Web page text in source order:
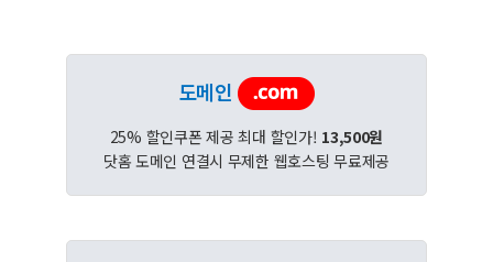
도메인
25% 할인쿠폰 제공 최대 할인가! 13,500원
닷홈 도메인 연결시 무제한 웹호스팅 무료제공